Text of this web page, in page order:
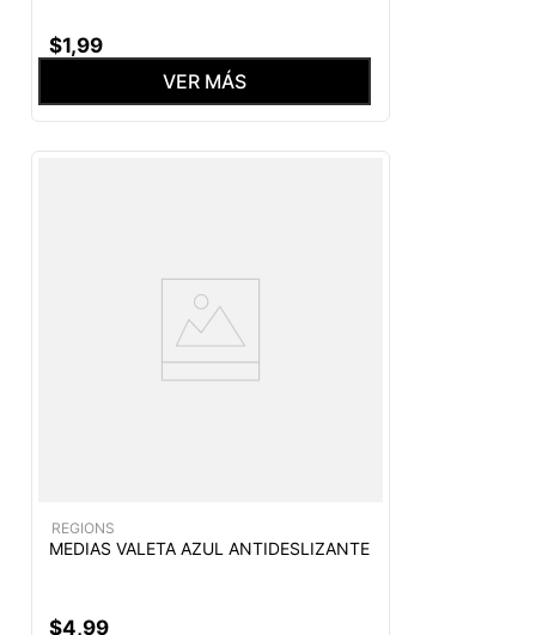
$1,99
VER MÁS
REGIONS
MEDIAS VALETA AZUL ANTIDESLIZANTE
$4,99